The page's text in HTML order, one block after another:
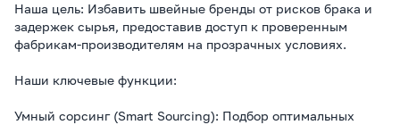
Наша цель: Избавить швейные бренды от рисков брака и
задержек сырья, предоставив доступ к проверенным
фабрикам-производителям на прозрачных условиях.
Наши ключевые функции:
Умный сорсинг (Smart Sourcing): Подбор оптимальных